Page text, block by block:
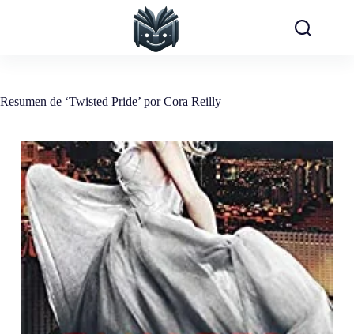
Resumen de ‘Twisted Pride’ por Cora Reilly